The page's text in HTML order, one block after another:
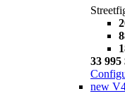
33 995
new